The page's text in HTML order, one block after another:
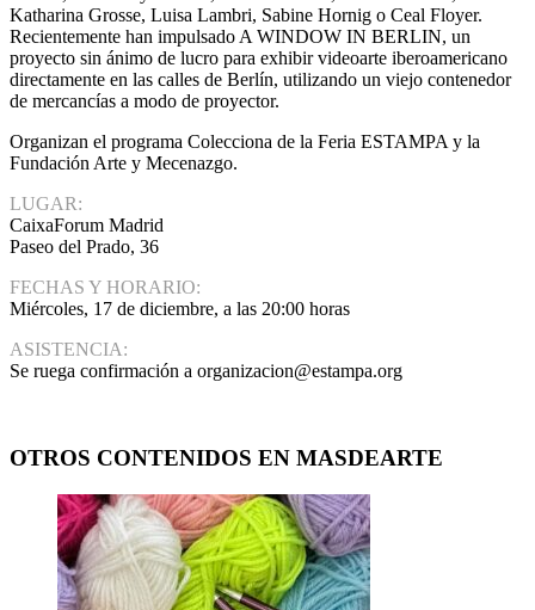
Katharina Grosse, Luisa Lambri, Sabine Hornig o Ceal Floyer.
Recientemente han impulsado A WINDOW IN BERLIN, un
proyecto sin ánimo de lucro para exhibir videoarte iberoamericano
directamente en las calles de Berlín, utilizando un viejo contenedor
de mercancías a modo de proyector.
Organizan el programa Colecciona de la Feria ESTAMPA y la
Fundación Arte y Mecenazgo.
LUGAR:
CaixaForum Madrid
Paseo del Prado, 36
FECHAS Y HORARIO:
Miércoles, 17 de diciembre, a las 20:00 horas
ASISTENCIA:
Se ruega confirmación a organizacion@estampa.org
OTROS CONTENIDOS EN MASDEARTE